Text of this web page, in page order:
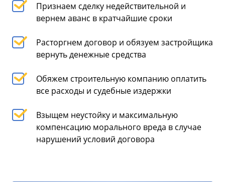
Признаем сделку недействительной и
вернем аванс в кратчайшие сроки
Расторгнем договор и обязуем застройщика
вернуть денежные средства
Обяжем строительную компанию оплатить
все расходы и судебные издержки
Взыщем неустойку и максимальную
компенсацию морального вреда в случае
нарушений условий договора